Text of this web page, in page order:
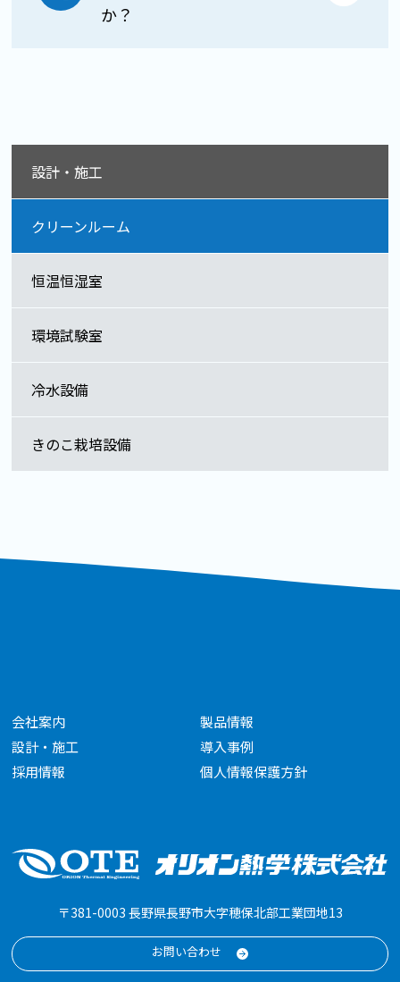
設計・施工
クリーンルーム
恒温恒湿室
環境試験室
冷水設備
きのこ栽培設備
か？
〒381-0003 長野県長野市大字穂保北部工業団地13
お問い合わせ
会社案内
製品情報
設計・施工
導入事例
採用情報
個人情報保護方針